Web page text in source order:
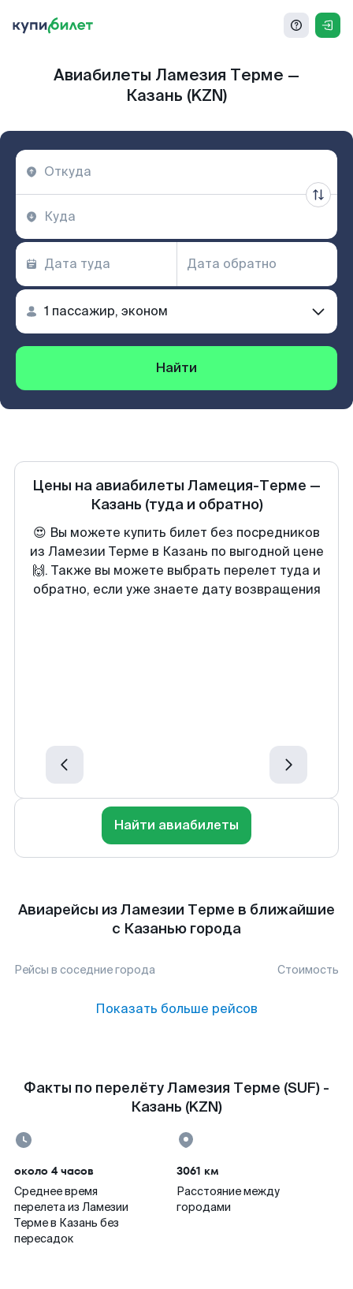
Авиабилеты Ламезия Терме —
Казань (KZN)
Найти
Цены на авиабилеты Ламеция-Терме —
Казань (туда и обратно)
😍 Вы можете купить билет без посредников
из Ламезии Терме в Казань по выгодной цене
🙌. Также вы можете выбрать перелет туда и
обратно, если уже знаете дату возвращения
Найти авиабилеты
Авиарейсы из Ламезии Терме в ближайшие
с Казанью города
Рейсы в соседние города Стоимость
Показать больше рейсов
Факты по перелёту Ламезия Терме (SUF) -
Казань (KZN)
около 4 часов
Среднее время
перелета из Ламезии
Терме в Казань без
пересадок
3061 км
Расстояние между
городами